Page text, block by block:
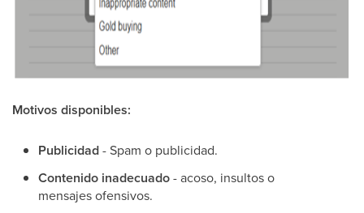
Motivos disponibles:
Publicidad- Spam o publicidad.
Contenido inadecuado- acoso, insultos o
mensajes ofensivos.